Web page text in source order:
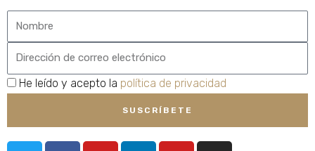
Email
privacidad
He leído y acepto la política de privacidad
SUSCRÍBETE